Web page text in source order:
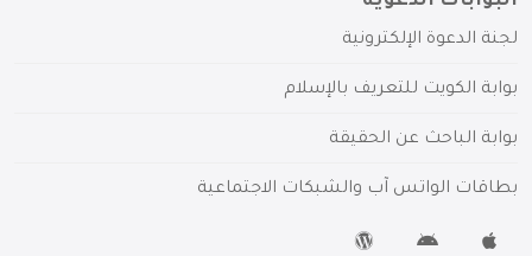
لجنة الدعوة الإلكترونية
بوابة الكويت للتعريف بالإسلام
بوابة الباحث عن الحقيقة
بطاقات الواتس آب والشبكات الاجتماعية